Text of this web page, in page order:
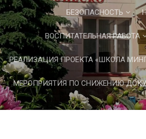
БЕЗОПАСНОСТЬ
ВОСПИТАТЕЛЬНАЯ РАБОТА
РЕАЛИЗАЦИЯ ПРОЕКТА «ШКОЛА
МЕРОПРИЯТИЯ ПО СНИЖЕНИЮ